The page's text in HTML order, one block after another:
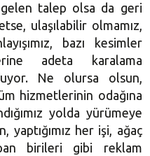
talep olsa da geri
ulaşılabilir olmamız,
bazı kesimler
adeta karalama
Ne olursa olsun,
hizmetlerinin odağına
yolda yürümeye
yaptığımız her işi, ağaç
birileri gibi reklam